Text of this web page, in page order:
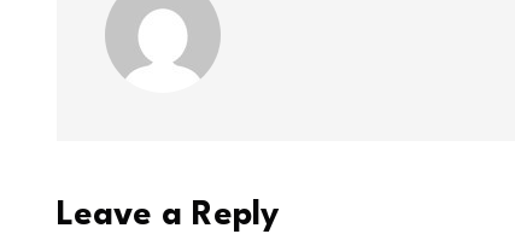
Leave a Reply